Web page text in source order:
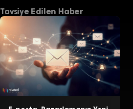
Tavsiye Edilen Haber